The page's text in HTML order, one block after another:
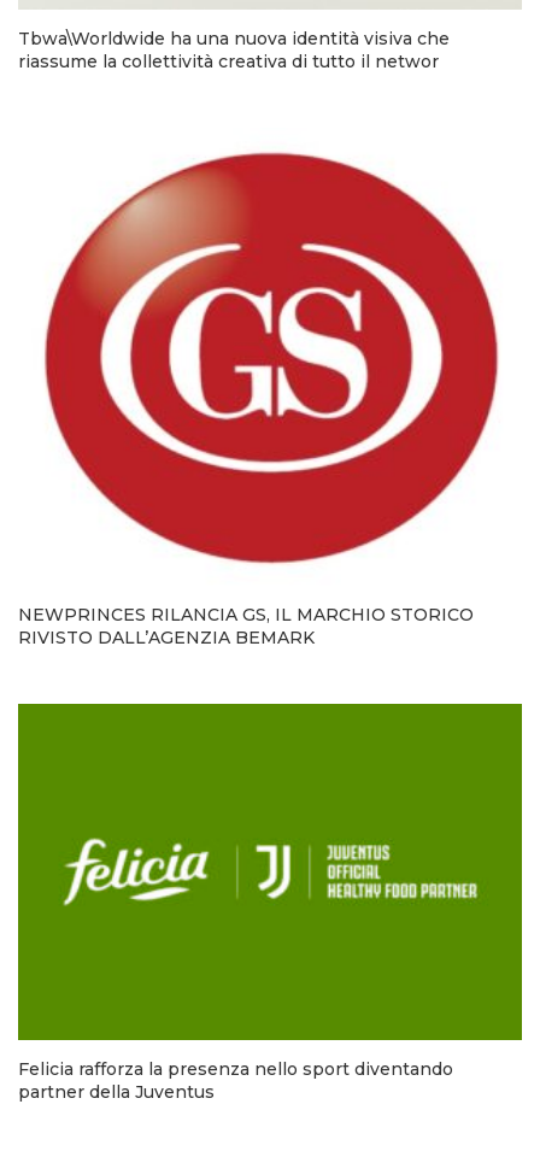
Tbwa\Worldwide ha una nuova identità visiva che
riassume la collettività creativa di tutto il networ
NEWPRINCES RILANCIA GS, IL MARCHIO STORICO
RIVISTO DALL’AGENZIA BEMARK
Felicia rafforza la presenza nello sport diventando
partner della Juventus